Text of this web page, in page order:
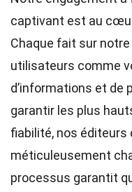
captivant est au
Chaque fait sur
utilisateurs comme
d’informations et de
garantir les plus
fiabilité, nos éditeurs
méticuleusement
processus garantit